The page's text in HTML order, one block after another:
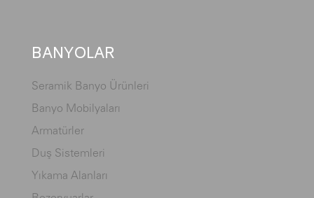
BANYOLAR
Seramik Banyo Ürünleri
Banyo Mobilyaları
Armatürler
Duş Sistemleri
Yıkama Alanları